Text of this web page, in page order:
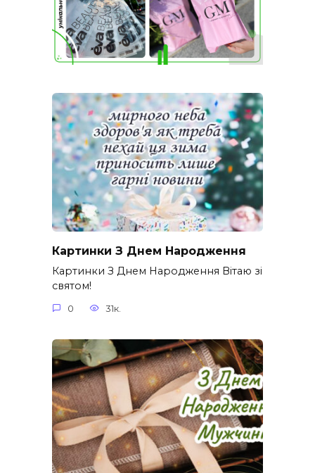
Картинки З Днем Народження
Картинки З Днем Народження Вітаю зі
святом!
0 31к.